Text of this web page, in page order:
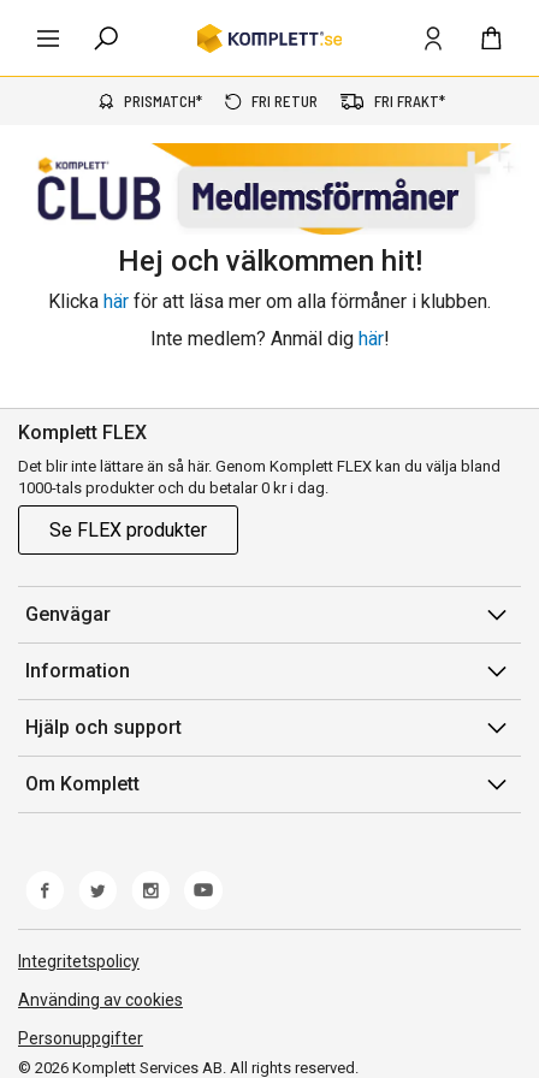
PRISMATCH* FRI RETUR FRI FRAKT*
Hej och välkommen hit!
Klicka här för att läsa mer om alla förmåner i klubben.
Inte medlem? Anmäl dig här!
Komplett FLEX
Det blir inte lättare än så här. Genom Komplett FLEX kan du välja bland
1000-tals produkter och du betalar 0 kr i dag.
Se FLEX produkter
Genvägar
Konto
Orderhistorik
Presentkort
Komplett Club
Information
Försäljningsvillkor
Medlemsvillkor for Komplett Club
Lediga tjänster
Hjälp och support
Kontakta oss
Kundservice
Produkthjälp och retur
Felsökning och guider
Frakt och leverans
Om Komplett
© 2026 Komplett Services AB. All rights reserved.
Integritetspolicy
Använding av cookies
Personuppgifter